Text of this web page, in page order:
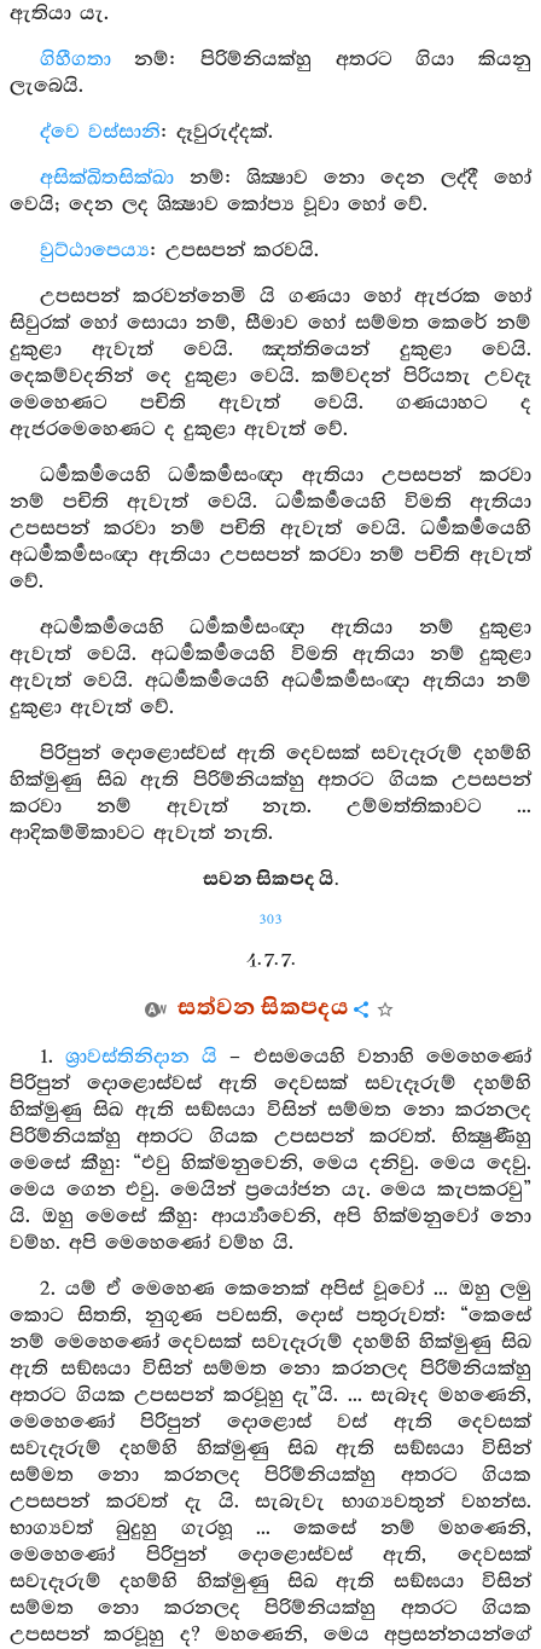
ඇතියා යැ.
ගිහීගතානම්: පිරිම්නියක්හු අතරට ගියා කියනු
ලැබෙයි.
ද්වෙ වස්සානි: දෑවුරුද්දක්.
අසික්ඛිතසික්ඛානම්: ශික්‍ෂාව නො දෙන ලද්දී හෝ
වෙයි; දෙන ලද ශික්‍ෂාව කෝප්‍ය වූවා හෝ වේ.
වුට්ඨාපෙය්‍ය: උපසපන් කරවයි.
උපසපන් කරවන්නෙමි යි ගණයා හෝ ඇජරක හෝ
සිවුරක් හෝ සොයා නම්, සීමාව හෝ සම්මත කෙරේ නම්
දුකුළා ඇවැත් වෙයි. ඤත්තියෙන් දුකුළා වෙයි.
දෙකම්වදනින් දෙ දුකුළා වෙයි. කම්වදන් පිරියතැ උවදෑ
මෙහෙණට පචිති ඇවැත් වෙයි. ගණයාහට ද
ඇජරමෙහෙණට ද දුකුළා ඇවැත් වේ.
ධර්‍මකර්‍මයෙහි ධර්‍මකර්‍මසංඥා ඇතියා උපසපන් කරවා
නම් පචිති ඇවැත් වෙයි. ධර්‍මකර්‍මයෙහි විමති ඇතියා
උපසපන් කරවා නම් පචිති ඇවැත් වෙයි. ධර්‍මකර්‍මයෙහි
අධර්‍මකර්‍මසංඥා ඇතියා උපසපන් කරවා නම් පචිති ඇවැත්
වේ.
අධර්‍මකර්‍මයෙහි ධර්‍මකර්‍මසංඥා ඇතියා නම් දුකුළා
ඇවැත් වෙයි. අධර්‍මකර්‍මයෙහි විමති ඇතියා නම් දුකුළා
ඇවැත් වෙයි. අධර්‍මකර්‍මයෙහි අධර්‍මකර්‍මසංඥා ඇතියා නම්
දුකුළා ඇවැත් වේ.
පිරිපුන් දොළොස්වස් ඇති දෙවසක් සවැදෑරුම් දහම්හි
හික්මුණු සිඛ ඇති පිරිම්නියක්හු අතරට ගියක උපසපන්
කරවා නම් ඇවැත් නැත. උම්මත්තිකාවට ...
ආදිකම්මිකාවට ඇවැත් නැති.
සවන සිකපද යි.
303
4. 7. 7.
සත්වන සිකපදය
1. ශ්‍රාවස්තිනිදාන යි – එසමයෙහි වනාහි මෙහෙණෝ
පිරිපුන් දොළොස්වස් ඇති දෙවසක් සවැදෑරුම් දහම්හි
හික්මුණු සිඛ ඇති සඞ්ඝයා විසින් සම්මත නො කරනලද
පිරිම්නියක්හු අතරට ගියක උපසපන් කරවත්. භික්‍ෂුණීහු
මෙසේ කීහු: “එවු හික්මනුවෙනි, මෙය දනිවු. මෙය දෙවු.
මෙය ගෙන එවු. මෙයින් ප්‍රයෝජන යැ. මෙය කැපකරවු”
යි. ඔහු මෙසේ කීහු: ආර්‍ය්‍යාවෙනි, අපි හික්මනුවෝ නො
වම්හ. අපි මෙහෙණෝ වම්හ යි.
2. යම් ඒ මෙහෙණ කෙනෙක් අපිස් වූවෝ ... ඔහු ලමු
කොට සිතති, නුගුණ පවසති, දොස් පතුරුවත්: “කෙසේ
නම් මෙහෙණෝ දෙවසක් සවැදෑරුම් දහම්හි හික්මුණු සිඛ
ඇති සඞ්ඝයා විසින් සම්මත නො කරනලද පිරිම්නියක්හු
අතරට ගියක උපසපන් කරවූහු දැ”යි. ... සැබෑද මහණෙනි,
මෙහෙණෝ පිරිපුන් දොළොස් වස් ඇති දෙවසක්
සවැදෑරුම් දහම්හි හික්මුණු සිඛ ඇති සඞ්ඝයා විසින්
සම්මත නො කරනලද පිරිම්නියක්හු අතරට ගියක
උපසපන් කරවත් දැ යි. සැබැවැ භාග්‍යවතුන් වහන්ස.
භාග්‍යවත් බුදුහු ගැරහූ ... කෙසේ නම් මහණෙනි,
මෙහෙණෝ පිරිපුන් දොළොස්වස් ඇති, දෙවසක්
සවැදෑරුම් දහම්හි හික්මුණු සිඛ ඇති සඞ්ඝයා විසින්
සම්මත නො කරනලද පිරිම්නියක්හු අතරට ගියක
උපසපන් කරවූහු ද? මහණෙනි, මෙය අප්‍රසන්නයන්ගේ